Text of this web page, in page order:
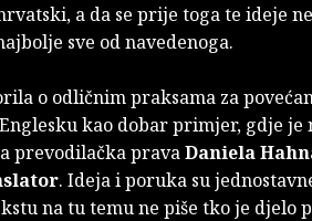
a da se prije toga te ideje
sve od navedenoga.
o odličnim praksama za
kao dobar primjer, gdje je
prevodilačka pravaDaniela
. Ideja i poruka su
na tu temu ne piše tko je djelo